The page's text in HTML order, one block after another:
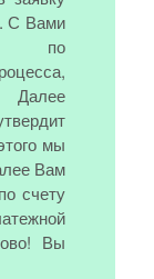
С Вами
по
Далее
мы
Вам
счету
Вы